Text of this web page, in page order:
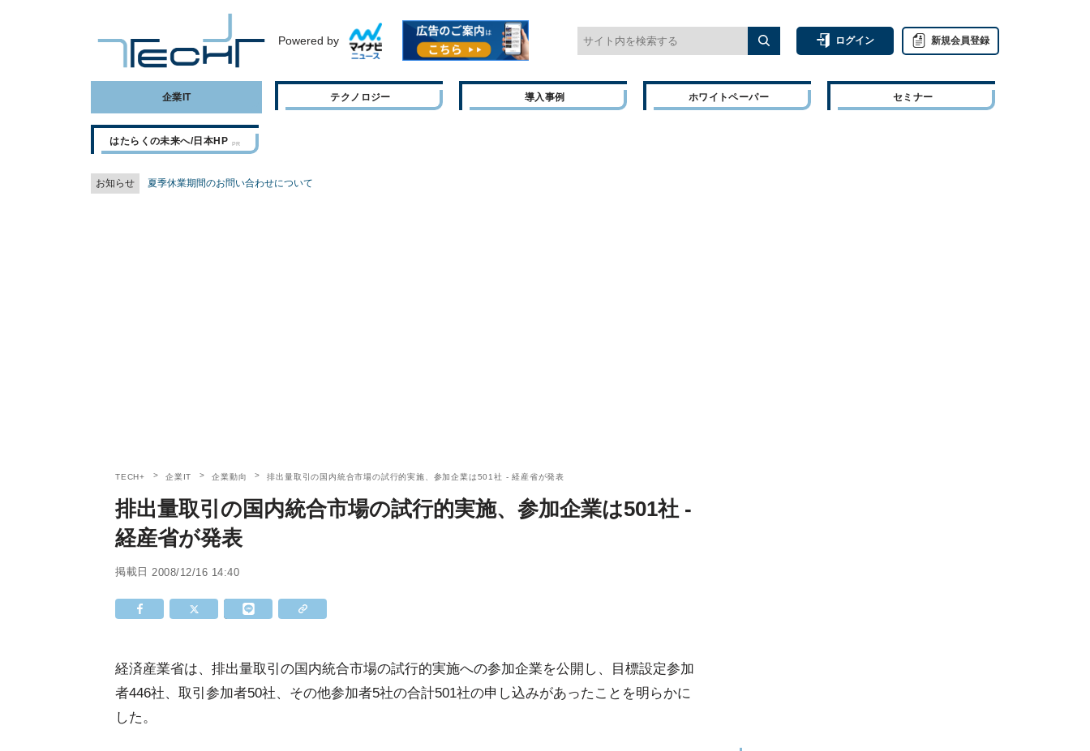
Powered by ログイン 新規会員登録
企業IT テクノロジー 導入事例 ホワイトペーパー セミナー
はたらくの未来へ/日本HP
お知らせ 夏季休業期間のお問い合わせについて
TECH+ 企業IT 企業動向 排出量取引の国内統合市場の試行的実施、参加企業は501社 - 経産省が発表
排出量取引の国内統合市場の試行的実施、参加企業は501社 -
経産省が発表
掲載日 2008/12/16 14:40
経済産業省は、排出量取引の国内統合市場の試行的実施への参加企業を公開し、目標設定参加
者446社、取引参加者50社、その他参加者5社の合計501社の申し込みがあったことを明らかに
した。